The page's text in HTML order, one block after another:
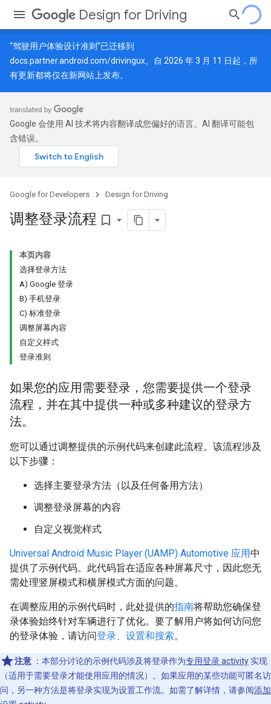
Design for Driving
“驾驶用户体验设计准则”已迁移到
docs.partner.android.com/drivingux。自 2026 年 3 月 11 日起，所
有更新都将仅在新网站上发布。
Google 会使用 AI 技术将内容翻译成您偏好的语言。AI 翻译可能包
含错误。
Google for Developers Design for Driving
调整登录流程 bookmark_border
本页内容
选择登录方法
A) Google 登录
B) 手机登录
C) 标准登录
调整屏幕内容
自定义样式
登录准则
如果您的应用需要登录，您需要提供一个登录
流程，并在其中提供一种或多种建议的登录方
法。
您可以通过调整提供的示例代码来创建此流程。该流程涉及
以下步骤：
选择主要登录方法（以及任何备用方法）
调整登录屏幕的内容
自定义视觉样式
Universal Android Music Player (UAMP) Automotive 应用中
提供了示例代码。此代码旨在适应各种屏幕尺寸，因此您无
需处理竖屏模式和横屏模式方面的问题。
在调整应用的示例代码时，此处提供的指南将帮助您确保登
录体验始终针对车辆进行了优化。要了解用户将如何访问您
的登录体验，请访问登录、设置和搜索。
注意 ：本部分讨论的示例代码涉及将登录作为专用登录 activity 实现
（适用于需要登录才能使用应用的情况）。如果应用的某些功能可匿名访
问，另一种方法是将登录实现为设置工作流。如需了解详情，请参阅添加